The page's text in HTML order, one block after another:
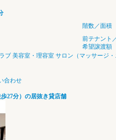
階数／面積
前テナント
希望譲渡額
ブ 美容室・理容室 サロン（マッサージ
合わせ
27分）の居抜き貸店舗